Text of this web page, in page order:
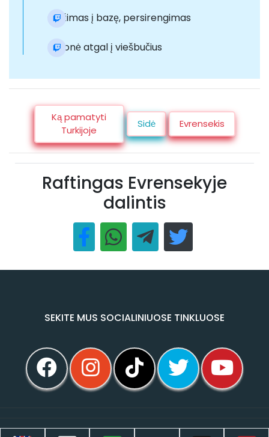
Grįžimas į bazę, persirengimas
Kelionė atgal į viešbučius
Ką pamatyti
Turkijoje
Sidė Evrensekis
Raftingas Evrensekyje
dalintis
SEKITE MUS SOCIALINIUOSE TINKLUOSE